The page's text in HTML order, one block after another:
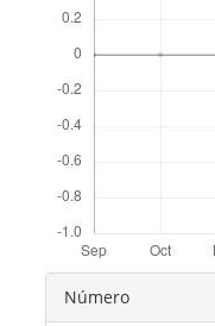
Detalles
Número